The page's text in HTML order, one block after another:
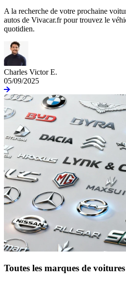
A la recherche de votre prochaine
autos de Vivacar.fr pour trouvez le
quotidien.
Charles Victor E.
05/09/2025
Toutes les marques de voitures